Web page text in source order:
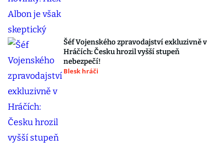
Šéf Vojenského zpravodajství exkluzivně v
Hráčích: Česku hrozil vyšší stupeň
nebezpečí!
Blesk hráči